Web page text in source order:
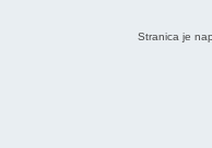
Stranica je